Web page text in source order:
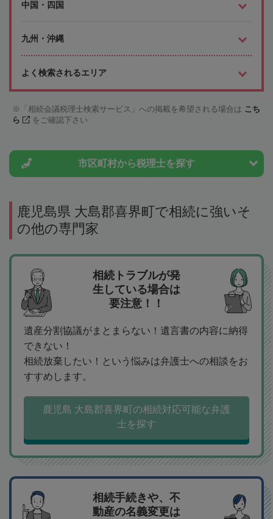
中国・四国
九州・沖縄
よく検索されるエリア
「相続会議税理士検索サービス」への掲載を希望される場合は こち
ら
をご確認下さい
市区町村から税理士を探す
鹿児島県 大島郡喜界町で相続に強いそ
の他の専門家
相続トラブルが発
生している場合は
要注意！！
遺産分割協議がまとまらない！遺言書の内容に納得
できない！
相続放棄したい！という悩みは弁護士への相談をお
すすめします。
鹿児島 大島郡喜界町の相続対応可能な弁護
士を探す
相続手続きや、不
動産の名義変更は